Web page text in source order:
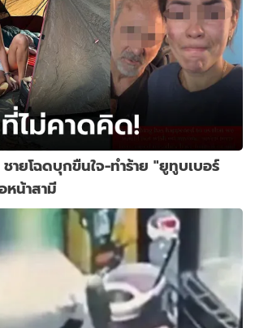
ายโฉดบุกขืนใจ-ทำร้าย "ยูทูบเบอร์
หน้าสามี